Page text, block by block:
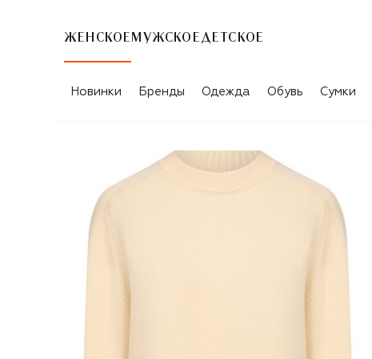
ЖЕНСКОЕ МУЖСКОЕ ДЕТСКОЕ
Новинки Бренды Одежда Обувь Сумки